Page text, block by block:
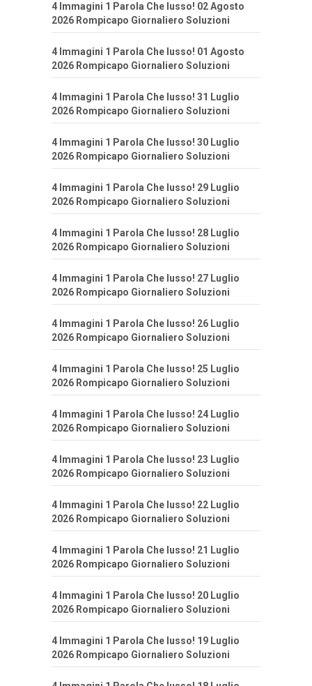
4 Immagini 1 Parola Che lusso! 02 Agosto
2026 Rompicapo Giornaliero Soluzioni
4 Immagini 1 Parola Che lusso! 01 Agosto
2026 Rompicapo Giornaliero Soluzioni
4 Immagini 1 Parola Che lusso! 31 Luglio
2026 Rompicapo Giornaliero Soluzioni
4 Immagini 1 Parola Che lusso! 30 Luglio
2026 Rompicapo Giornaliero Soluzioni
4 Immagini 1 Parola Che lusso! 29 Luglio
2026 Rompicapo Giornaliero Soluzioni
4 Immagini 1 Parola Che lusso! 28 Luglio
2026 Rompicapo Giornaliero Soluzioni
4 Immagini 1 Parola Che lusso! 27 Luglio
2026 Rompicapo Giornaliero Soluzioni
4 Immagini 1 Parola Che lusso! 26 Luglio
2026 Rompicapo Giornaliero Soluzioni
4 Immagini 1 Parola Che lusso! 25 Luglio
2026 Rompicapo Giornaliero Soluzioni
4 Immagini 1 Parola Che lusso! 24 Luglio
2026 Rompicapo Giornaliero Soluzioni
4 Immagini 1 Parola Che lusso! 23 Luglio
2026 Rompicapo Giornaliero Soluzioni
4 Immagini 1 Parola Che lusso! 22 Luglio
2026 Rompicapo Giornaliero Soluzioni
4 Immagini 1 Parola Che lusso! 21 Luglio
2026 Rompicapo Giornaliero Soluzioni
4 Immagini 1 Parola Che lusso! 20 Luglio
2026 Rompicapo Giornaliero Soluzioni
4 Immagini 1 Parola Che lusso! 19 Luglio
2026 Rompicapo Giornaliero Soluzioni